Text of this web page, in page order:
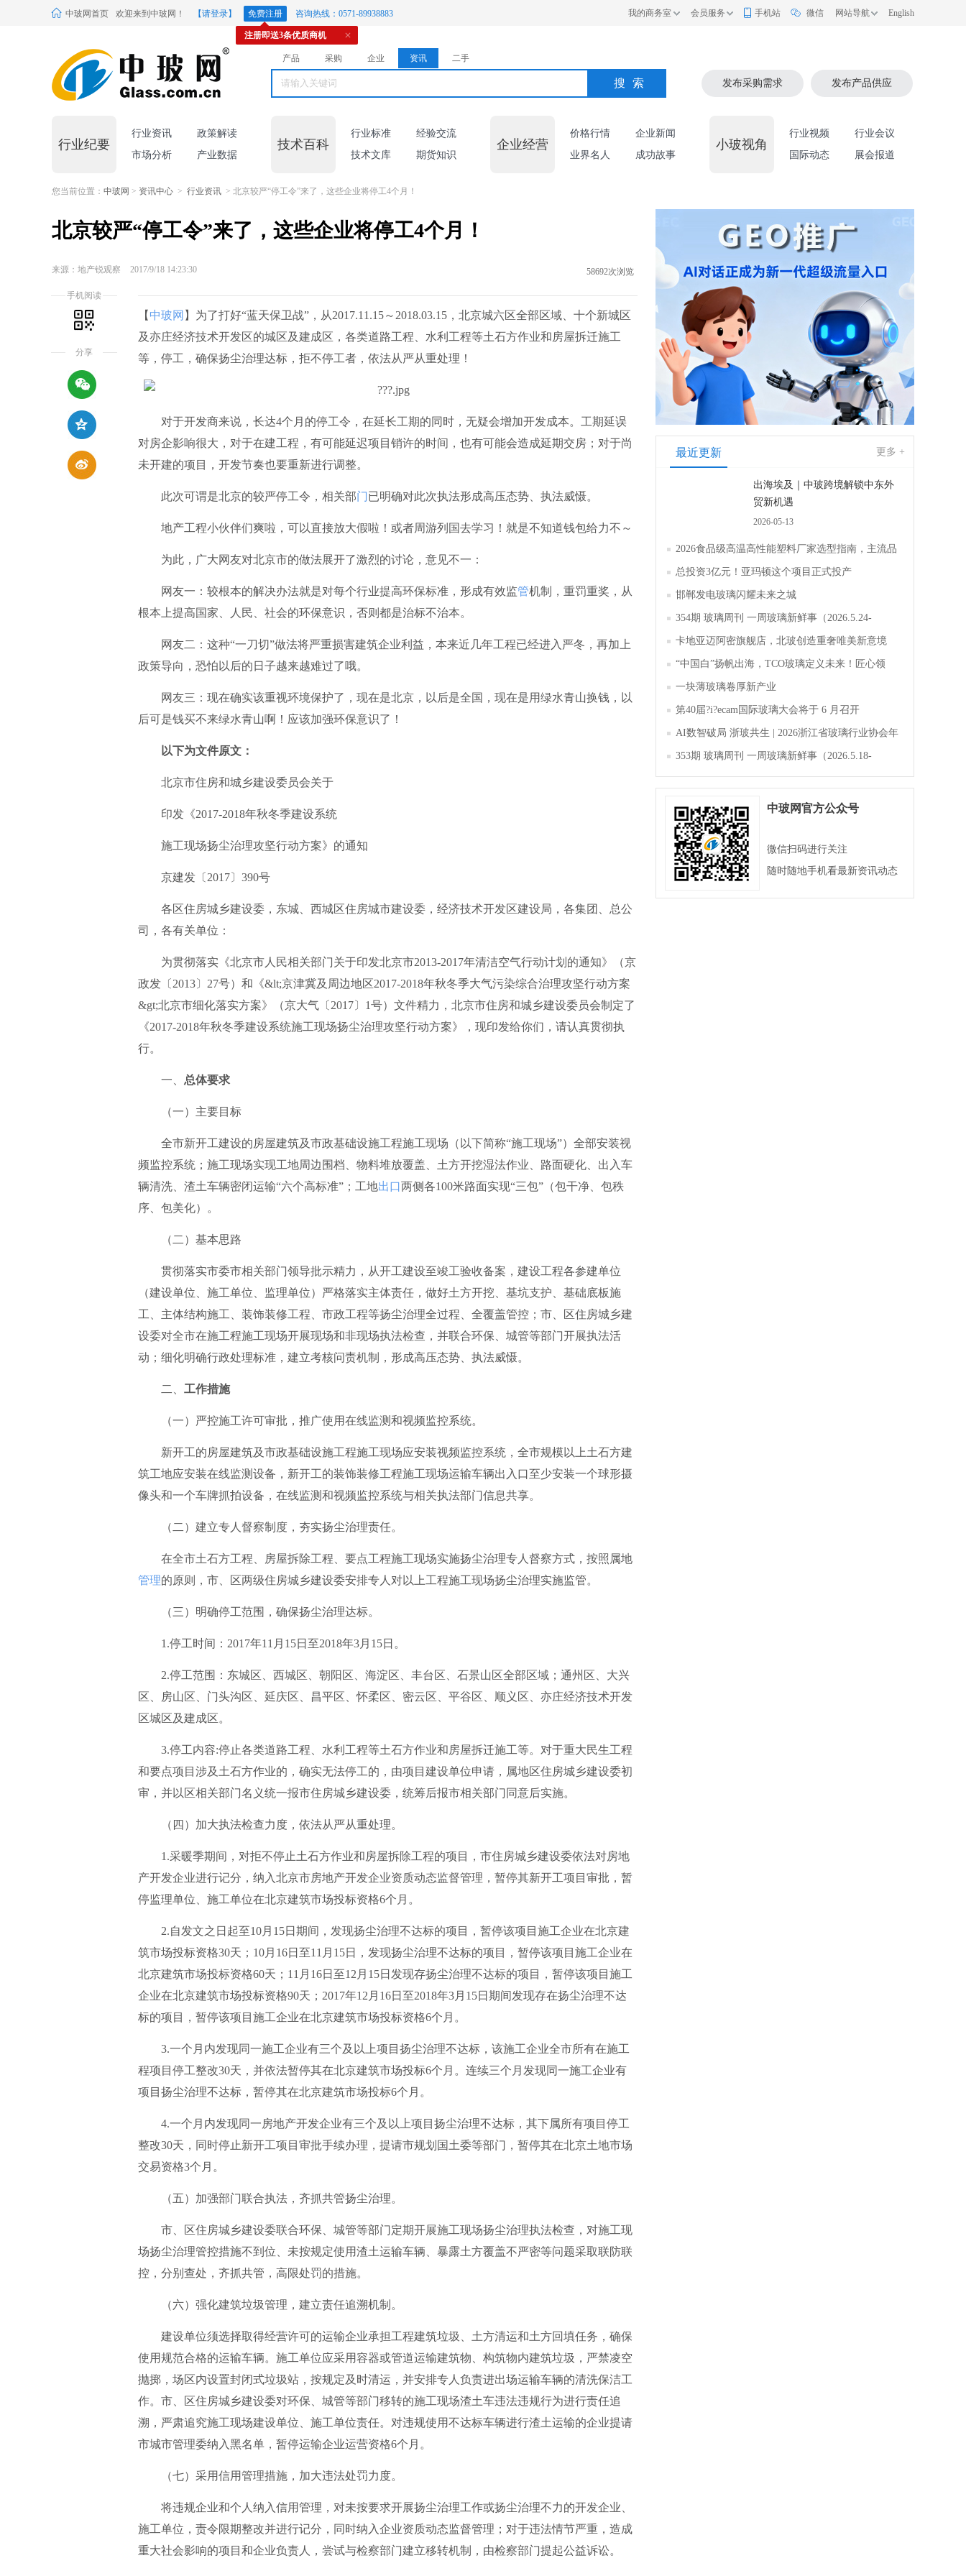
中玻网首页 欢迎来到中玻网！ 【请登录】 免费注册 咨询热线：0571-89938883
注册即送3条优质商机
我的商务室 会员服务 手机站 微信 网站导航 English
产品 采购 企业 资讯 二手
搜索 发布采购需求 发布产品供应
行业纪要
行业资讯
政策解读
市场分析
产业数据
技术百科
行业标准
经验交流
技术文库
期货知识
企业经营
价格行情
企业新闻
业界名人
成功故事
小玻视角
行业视频
行业会议
国际动态
展会报道
您当前位置： 中玻网 > 资讯中心 > 行业资讯 > 北京较严“停工令”来了，这些企业将停工4个月！
最近更新 更多 +
出海埃及｜中玻跨境解锁中东外
贸新机遇
2026-05-13
2026食品级高温高性能塑料厂家选型指南，主流品
牌全面解析评测
总投资3亿元！亚玛顿这个项目正式投产
邯郸发电玻璃闪耀未来之城
354期 玻璃周刊 一周玻璃新鲜事（2026.5.24-
2026.5.30）
卡地亚迈阿密旗舰店，北玻创造重奢唯美新意境
“中国白”扬帆出海，TCO玻璃定义未来！匠心领
航，淄博新材料产业聚势成峰
一块薄玻璃卷厚新产业
第40届?i?ecam国际玻璃大会将于 6 月召开
AI数智破局 浙玻共生 | 2026浙江省玻璃行业协会年
会暨第四届四次会员大会成功举办
353期 玻璃周刊 一周玻璃新鲜事（2026.5.18-
2026.5.23）
中玻网官方公众号
微信扫码进行关注
随时随地手机看最新资讯动态
手机阅读
分享
北京较严“停工令”来了，这些企业将停工4个月！
来源：地产锐观察 2017/9/18 14:23:30 58692次浏览
【 中玻网 】为了打好“蓝天保卫战”，从2017.11.15～2018.03.15，北京城六区全部区域、十个新城区
及亦庄经济技术开发区的城区及建成区，各类道路工程、水利工程等土石方作业和房屋拆迁施工
等，停工，确保扬尘治理达标，拒不停工者，依法从严从重处理！
对于开发商来说，长达4个月的停工令，在延长工期的同时，无疑会增加开发成本。工期延误
对房企影响很大，对于在建工程，有可能延迟项目销许的时间，也有可能会造成延期交房；对于尚
未开建的项目，开发节奏也要重新进行调整。
此次可谓是北京的较严停工令，相关部门已明确对此次执法形成高压态势、执法威慑。
地产工程小伙伴们爽啦，可以直接放大假啦！或者周游列国去学习！就是不知道钱包给力不～
为此，广大网友对北京市的做法展开了激烈的讨论，意见不一：
网友一：较根本的解决办法就是对每个行业提高环保标准，形成有效监管机制，重罚重奖，从
根本上提高国家、人民、社会的环保意识，否则都是治标不治本。
网友二：这种“一刀切”做法将严重损害建筑企业利益，本来近几年工程已经进入严冬，再加上
政策导向，恐怕以后的日子越来越难过了哦。
网友三：现在确实该重视环境保护了，现在是北京，以后是全国，现在是用绿水青山换钱，以
后可是钱买不来绿水青山啊！应该加强环保意识了！
以下为文件原文：
北京市住房和城乡建设委员会关于
印发《2017-2018年秋冬季建设系统
施工现场扬尘治理攻坚行动方案》的通知
京建发〔2017〕390号
各区住房城乡建设委，东城、西城区住房城市建设委，经济技术开发区建设局，各集团、总公
司，各有关单位：
为贯彻落实《北京市人民相关部门关于印发北京市2013-2017年清洁空气行动计划的通知》（京
政发〔2013〕27号）和《&lt;京津冀及周边地区2017-2018年秋冬季大气污染综合治理攻坚行动方案
&gt;北京市细化落实方案》（京大气〔2017〕1号）文件精力，北京市住房和城乡建设委员会制定了
《2017-2018年秋冬季建设系统施工现场扬尘治理攻坚行动方案》，现印发给你们，请认真贯彻执
行。
一、 总体要求
（一）主要目标
全市新开工建设的房屋建筑及市政基础设施工程施工现场（以下简称“施工现场”）全部安装视
频监控系统；施工现场实现工地周边围档、物料堆放覆盖、土方开挖湿法作业、路面硬化、出入车
辆清洗、渣土车辆密闭运输“六个高标准”；工地出口两侧各100米路面实现“三包”（包干净、包秩
序、包美化）。
（二）基本思路
贯彻落实市委市相关部门领导批示精力，从开工建设至竣工验收备案，建设工程各参建单位
（建设单位、施工单位、监理单位）严格落实主体责任，做好土方开挖、基坑支护、基础底板施
工、主体结构施工、装饰装修工程、市政工程等扬尘治理全过程、全覆盖管控；市、区住房城乡建
设委对全市在施工程施工现场开展现场和非现场执法检查，并联合环保、城管等部门开展执法活
动；细化明确行政处理标准，建立考核问责机制，形成高压态势、执法威慑。
二、 工作措施
（一）严控施工许可审批，推广使用在线监测和视频监控系统。
新开工的房屋建筑及市政基础设施工程施工现场应安装视频监控系统，全市规模以上土石方建
筑工地应安装在线监测设备，新开工的装饰装修工程施工现场运输车辆出入口至少安装一个球形摄
像头和一个车牌抓拍设备，在线监测和视频监控系统与相关执法部门信息共享。
（二）建立专人督察制度，夯实扬尘治理责任。
在全市土石方工程、房屋拆除工程、要点工程施工现场实施扬尘治理专人督察方式，按照属地
管理的原则，市、区两级住房城乡建设委安排专人对以上工程施工现场扬尘治理实施监管。
（三）明确停工范围，确保扬尘治理达标。
1.停工时间：2017年11月15日至2018年3月15日。
2.停工范围：东城区、西城区、朝阳区、海淀区、丰台区、石景山区全部区域；通州区、大兴
区、房山区、门头沟区、延庆区、昌平区、怀柔区、密云区、平谷区、顺义区、亦庄经济技术开发
区城区及建成区。
3.停工内容:停止各类道路工程、水利工程等土石方作业和房屋拆迁施工等。对于重大民生工程
和要点项目涉及土石方作业的，确实无法停工的，由项目建设单位申请，属地区住房城乡建设委初
审，并以区相关部门名义统一报市住房城乡建设委，统筹后报市相关部门同意后实施。
（四）加大执法检查力度，依法从严从重处理。
1.采暖季期间，对拒不停止土石方作业和房屋拆除工程的项目，市住房城乡建设委依法对房地
产开发企业进行记分，纳入北京市房地产开发企业资质动态监督管理，暂停其新开工项目审批，暂
停监理单位、施工单位在北京建筑市场投标资格6个月。
2.自发文之日起至10月15日期间，发现扬尘治理不达标的项目，暂停该项目施工企业在北京建
筑市场投标资格30天；10月16日至11月15日，发现扬尘治理不达标的项目，暂停该项目施工企业在
北京建筑市场投标资格60天；11月16日至12月15日发现存扬尘治理不达标的项目，暂停该项目施工
企业在北京建筑市场投标资格90天；2017年12月16日至2018年3月15日期间发现存在扬尘治理不达
标的项目，暂停该项目施工企业在北京建筑市场投标资格6个月。
3.一个月内发现同一施工企业有三个及以上项目扬尘治理不达标，该施工企业全市所有在施工
程项目停工整改30天，并依法暂停其在北京建筑市场投标6个月。连续三个月发现同一施工企业有
项目扬尘治理不达标，暂停其在北京建筑市场投标6个月。
4.一个月内发现同一房地产开发企业有三个及以上项目扬尘治理不达标，其下属所有项目停工
整改30天，同时停止新开工项目审批手续办理，提请市规划国土委等部门，暂停其在北京土地市场
交易资格3个月。
（五）加强部门联合执法，齐抓共管扬尘治理。
市、区住房城乡建设委联合环保、城管等部门定期开展施工现场扬尘治理执法检查，对施工现
场扬尘治理管控措施不到位、未按规定使用渣土运输车辆、暴露土方覆盖不严密等问题采取联防联
控，分别查处，齐抓共管，高限处罚的措施。
（六）强化建筑垃圾管理，建立责任追溯机制。
建设单位须选择取得经营许可的运输企业承担工程建筑垃圾、土方清运和土方回填任务，确保
使用规范合格的运输车辆。施工单位应采用容器或管道运输建筑物、构筑物内建筑垃圾，严禁凌空
抛掷，场区内设置封闭式垃圾站，按规定及时清运，并安排专人负责进出场运输车辆的清洗保洁工
作。市、区住房城乡建设委对环保、城管等部门移转的施工现场渣土车违法违规行为进行责任追
溯，严肃追究施工现场建设单位、施工单位责任。对违规使用不达标车辆进行渣土运输的企业提请
市城市管理委纳入黑名单，暂停运输企业运营资格6个月。
（七）采用信用管理措施，加大违法处罚力度。
将违规企业和个人纳入信用管理，对未按要求开展扬尘治理工作或扬尘治理不力的开发企业、
施工单位，责令限期整改并进行记分，同时纳入企业资质动态监督管理；对于违法情节严重，造成
重大社会影响的项目和企业负责人，尝试与检察部门建立移转机制，由检察部门提起公益诉讼。